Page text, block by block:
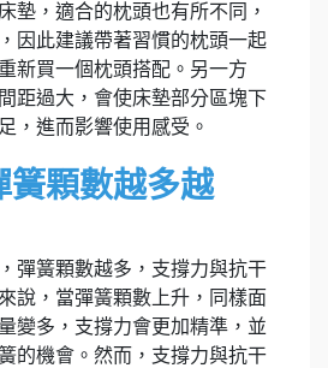
墊，適合的枕頭也有所不同，
因此建議帶著習慣的枕頭一起
新買一個枕頭搭配。另一方
距過大，會使床墊部分區塊下
，進而影響使用感受。
簧顆數越多越
彈簧顆數越多，支撐力與抗干
說，當彈簧顆數上升，同樣面
變多，支撐力會更加精準，並
的機會。然而，支撐力與抗干